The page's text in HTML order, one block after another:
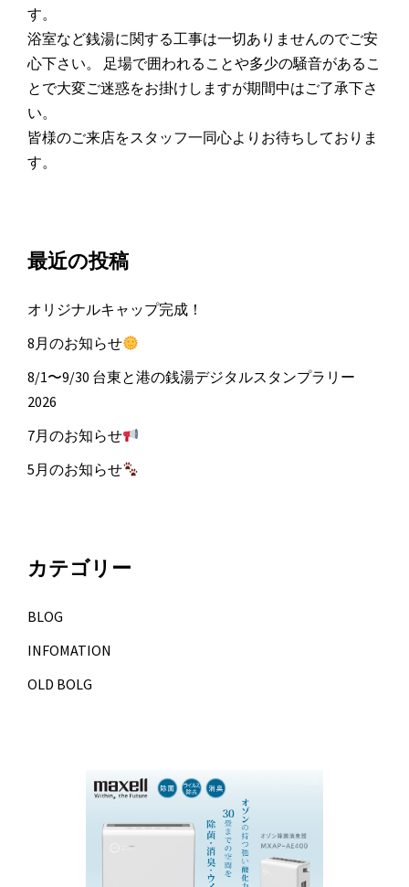
す。
浴室など銭湯に関する工事は一切ありませんのでご安
心下さい。 足場で囲われることや多少の騒音があるこ
とで大変ご迷惑をお掛けしますが期間中はご了承下さ
い。
皆様のご来店をスタッフ一同心よりお待ちしておりま
す。
最近の投稿
オリジナルキャップ完成！
8月のお知らせ
8/1〜9/30 台東と港の銭湯デジタルスタンプラリー
2026
7月のお知らせ
5月のお知らせ
カテゴリー
BLOG
INFOMATION
OLD BOLG